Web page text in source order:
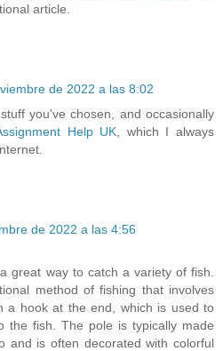
article.
de 2022 a las 8:02
you've chosen, and occasionally
Help UK , which I always
de 2022 a las 4:56
great way to catch a variety of fish.
method of fishing that involves
a hook at the end, which is used to
the fish. The pole is typically made
and is often decorated with colorful